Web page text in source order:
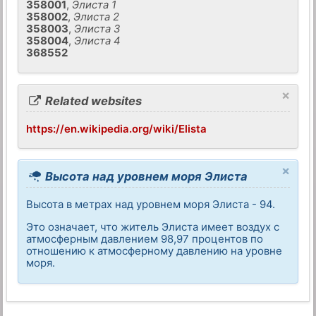
358001, Элиста 1
358002, Элиста 2
358003, Элиста 3
358004, Элиста 4
368552
×
Related websites
https://en.wikipedia.org/wiki/Elista
×
Высота над уровнем моря Элиста
Высота в метрах над уровнем моря Элиста - 94.
Это означает, что житель Элиста имеет воздух с
атмосферным давлением 98,97 процентов по
отношению к атмосферному давлению на уровне
моря.